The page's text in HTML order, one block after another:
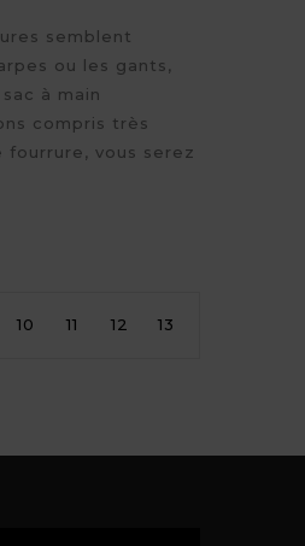
semblent
ou les gants,
à main
compris très
fourrure, vous serez
10 11 12 13